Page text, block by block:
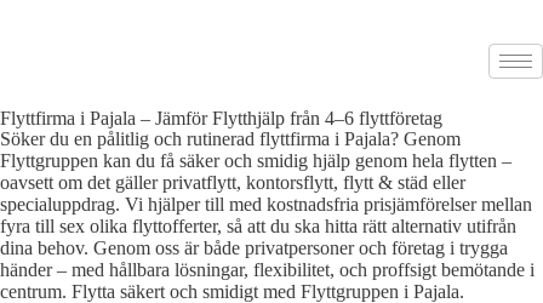
Flyttfirma i Pajala – Jämför Flytthjälp från 4–6 flyttföretag
Söker du en pålitlig och rutinerad flyttfirma i Pajala? Genom
Flyttgruppen kan du få säker och smidig hjälp genom hela flytten –
oavsett om det gäller privatflytt, kontorsflytt, flytt & städ eller
specialuppdrag. Vi hjälper till med kostnadsfria prisjämförelser mellan
fyra till sex olika flyttofferter, så att du ska hitta rätt alternativ utifrån
dina behov. Genom oss är både privatpersoner och företag i trygga
händer – med hållbara lösningar, flexibilitet, och proffsigt bemötande i
centrum. Flytta säkert och smidigt med Flyttgruppen i Pajala.